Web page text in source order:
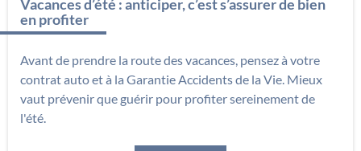
Vacances d’été : anticiper, c’est s’assurer de bien
en profiter
Avant de prendre la route des vacances, pensez à votre
contrat auto et à la Garantie Accidents de la Vie. Mieux
vaut prévenir que guérir pour profiter sereinement de
l'été.